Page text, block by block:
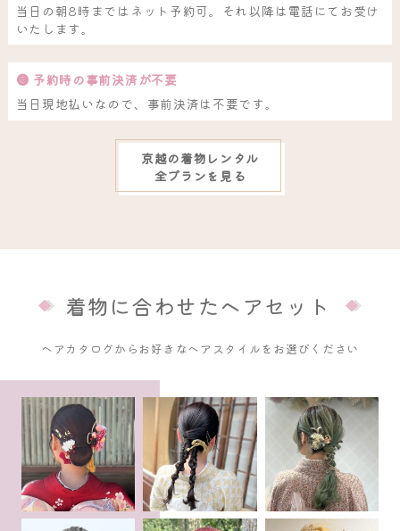
当日の朝8時まではネット予約可。それ以降は電話にてお受け
いたします。
❸ 予約時の事前決済が不要
当日現地払いなので、事前決済は不要です。
京越の着物レンタル
全プランを見る
着物に合わせたヘアセット
ヘアカタログからお好きなヘアスタイルをお選びください